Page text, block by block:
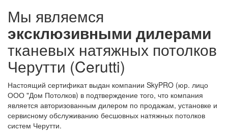
Мы являемся
эксклюзивными дилерами
тканевых натяжных потолков
Черутти (Cerutti)
Настоящий сертификат выдан компании SkyPRO (юр. лицо
ООО "Дом Потолков) в подтверждение того, что компания
является авторизованным дилером по продажам, установке и
сервисному обслуживанию бесшовных натяжных потолков
систем Черутти.